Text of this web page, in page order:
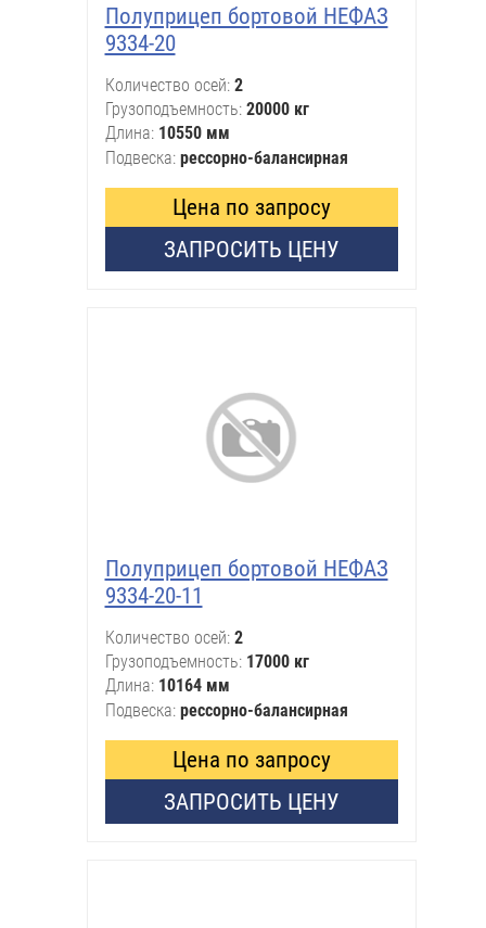
Полуприцеп бортовой НЕФАЗ
9334-20
Количество осей 2
Грузоподъемность 20000 кг
Длина 10550 мм
Подвеска рессорно-балансирная
Цена по запросу
ЗАПРОСИТЬ ЦЕНУ
Полуприцеп бортовой НЕФАЗ
9334-20-11
Количество осей 2
Грузоподъемность 17000 кг
Длина 10164 мм
Подвеска рессорно-балансирная
Цена по запросу
ЗАПРОСИТЬ ЦЕНУ